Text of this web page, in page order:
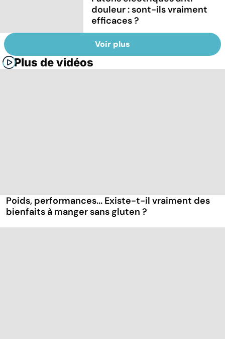
douleur : sont-ils vraiment
efficaces ?
Voir plus
Plus de vidéos
Poids, performances... Existe-t-il vraiment des
bienfaits à manger sans gluten ?